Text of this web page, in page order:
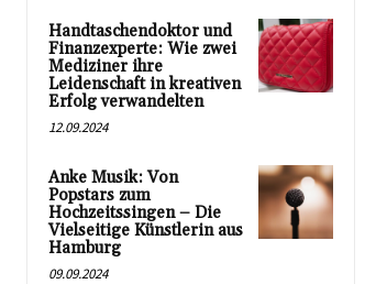
Handtaschendoktor und
Finanzexperte: Wie zwei
Mediziner ihre
Leidenschaft in kreativen
Erfolg verwandelten
12.09.2024
Anke Musik: Von
Popstars zum
Hochzeitssingen – Die
Vielseitige Künstlerin aus
Hamburg
09.09.2024